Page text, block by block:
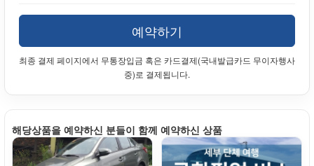
예약하기
최종 결제 페이지에서 무통장입금 혹은 카드결제(국내발급카드 무이자행사
중)로 결제됩니다.
해당상품을 예약하신 분들이 함께 예약하신 상품